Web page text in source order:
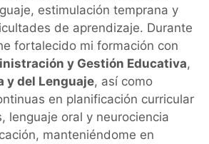
estimulación temprana y
de aprendizaje. Durante
fortalecido mi formación con
y Gestión Educativa,
y del Lenguaje, así como
en planificación curricular
lenguaje oral y neurociencia
manteniéndome en